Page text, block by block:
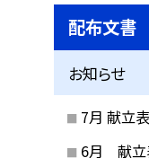
配布文書
お知らせ
7月 献立
6月 献立